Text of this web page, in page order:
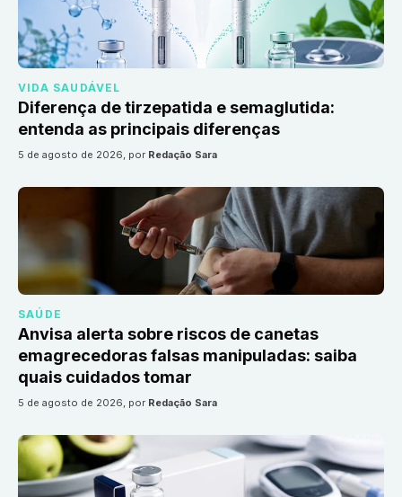
VIDA SAUDÁVEL
Diferença de tirzepatida e semaglutida:
entenda as principais diferenças
5 de agosto de 2026, por Redação Sara
SAÚDE
Anvisa alerta sobre riscos de canetas
emagrecedoras falsas manipuladas: saiba
quais cuidados tomar
5 de agosto de 2026, por Redação Sara